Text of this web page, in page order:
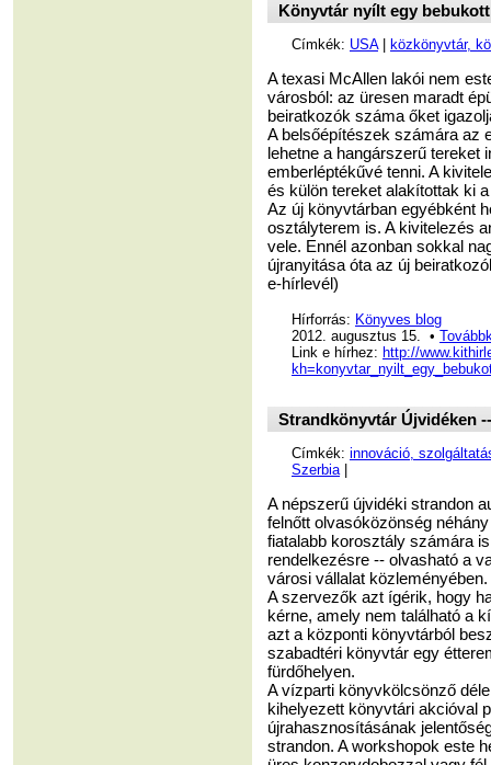
Könyvtár nyílt egy
Címkék: USA| közkönyvtár,
A texasi McAllen lakói nem
városból: az üresen maradt
beiratkozók száma őket
A belsőépítészek számára az
lehetne a hangárszerű tereket
emberléptékűvé tenni. A
és külön tereket alakítottak ki
Az új könyvtárban egyébként
osztályterem is. A kivitelezés
vele. Ennél azonban sokkal
újranyitása óta az új
e-hírlevél)
Hírforrás: Könyves blog
2012. augusztus 15. •
Link e hírhez: http://
Strandkönyvtár Újvidéken
Címkék: innováció,
Szerbia|
A népszerű újvidéki strandon
felnőtt olvasóközönség
fiatalabb korosztály számára
rendelkezésre -- olvasható a
városi vállalat közleményében.
A szervezők azt ígérik, hogy
kérne, amely nem található a
azt a központi könyvtárból
szabadtéri könyvtár egy
fürdőhelyen.
A vízparti könyvkölcsönző
kihelyezett könyvtári akcióval
újrahasznosításának
strandon. A workshopok este